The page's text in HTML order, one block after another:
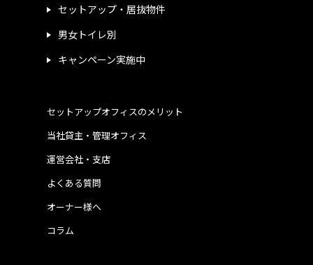
セットアップ・居抜物件
男女トイレ別
キャンペーン実施中
運営会社・支店
よくある質問
当社貸主・管理オフィス
オーナー様へ
コラム
セットアップオフィスのメリット